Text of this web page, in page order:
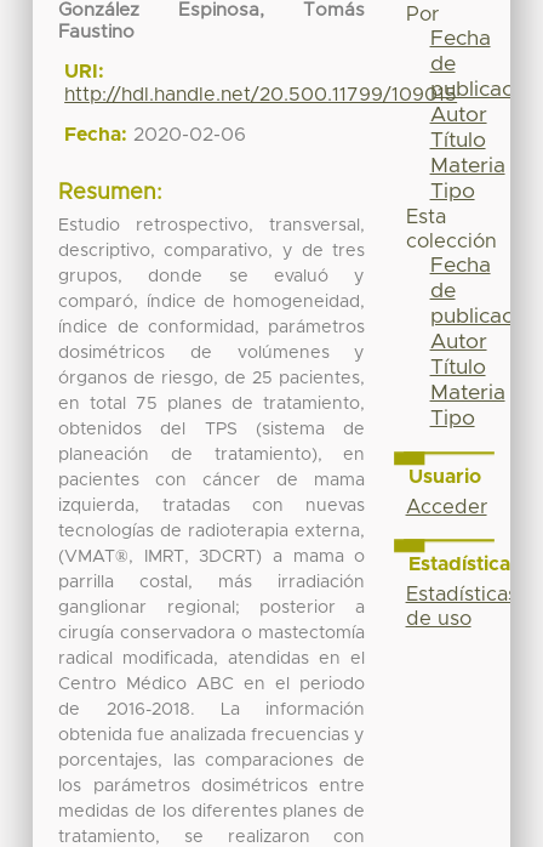
González Espinosa, Tomás
Faustino
URI:
http://hdl.handle.net/20.500.11799/109015
Fecha: 2020-02-06
Resumen:
Estudio retrospectivo, transversal,
descriptivo, comparativo, y de tres
grupos, donde se evaluó y
comparó, índice de homogeneidad,
índice de conformidad, parámetros
dosimétricos de volúmenes y
órganos de riesgo, de 25 pacientes,
en total 75 planes de tratamiento,
obtenidos del TPS (sistema de
planeación de tratamiento), en
pacientes con cáncer de mama
izquierda, tratadas con nuevas
tecnologías de radioterapia externa,
(VMAT®, IMRT, 3DCRT) a mama o
parrilla costal, más irradiación
ganglionar regional; posterior a
cirugía conservadora o mastectomía
radical modificada, atendidas en el
Centro Médico ABC en el periodo
de 2016-2018. La información
obtenida fue analizada frecuencias y
porcentajes, las comparaciones de
los parámetros dosimétricos entre
medidas de los diferentes planes de
tratamiento, se realizaron con
Por
Fecha
de
publicación
Autor
Título
Materia
Tipo
Esta
colección
Fecha
de
publicación
Autor
Título
Materia
Tipo
Usuario
Acceder
Estadísticas
Estadísticas
de uso